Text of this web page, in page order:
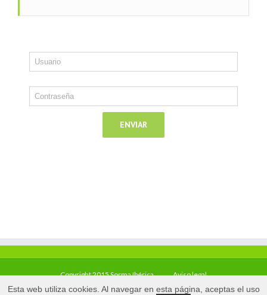
Copyright 2015 Sorma Ibérica Aviso legal
Esta web utiliza cookies. Al navegar en esta página, aceptas el uso